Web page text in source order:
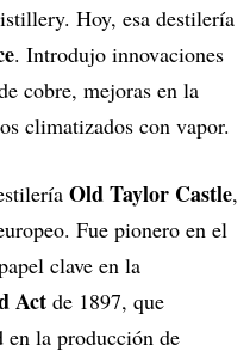
Hoy, esa destilería
. Introdujo innovaciones
cobre, mejoras en la
climatizados con vapor.
Old Taylor Castle,
Fue pionero en el
clave en la
Act de 1897, que
en la producción de